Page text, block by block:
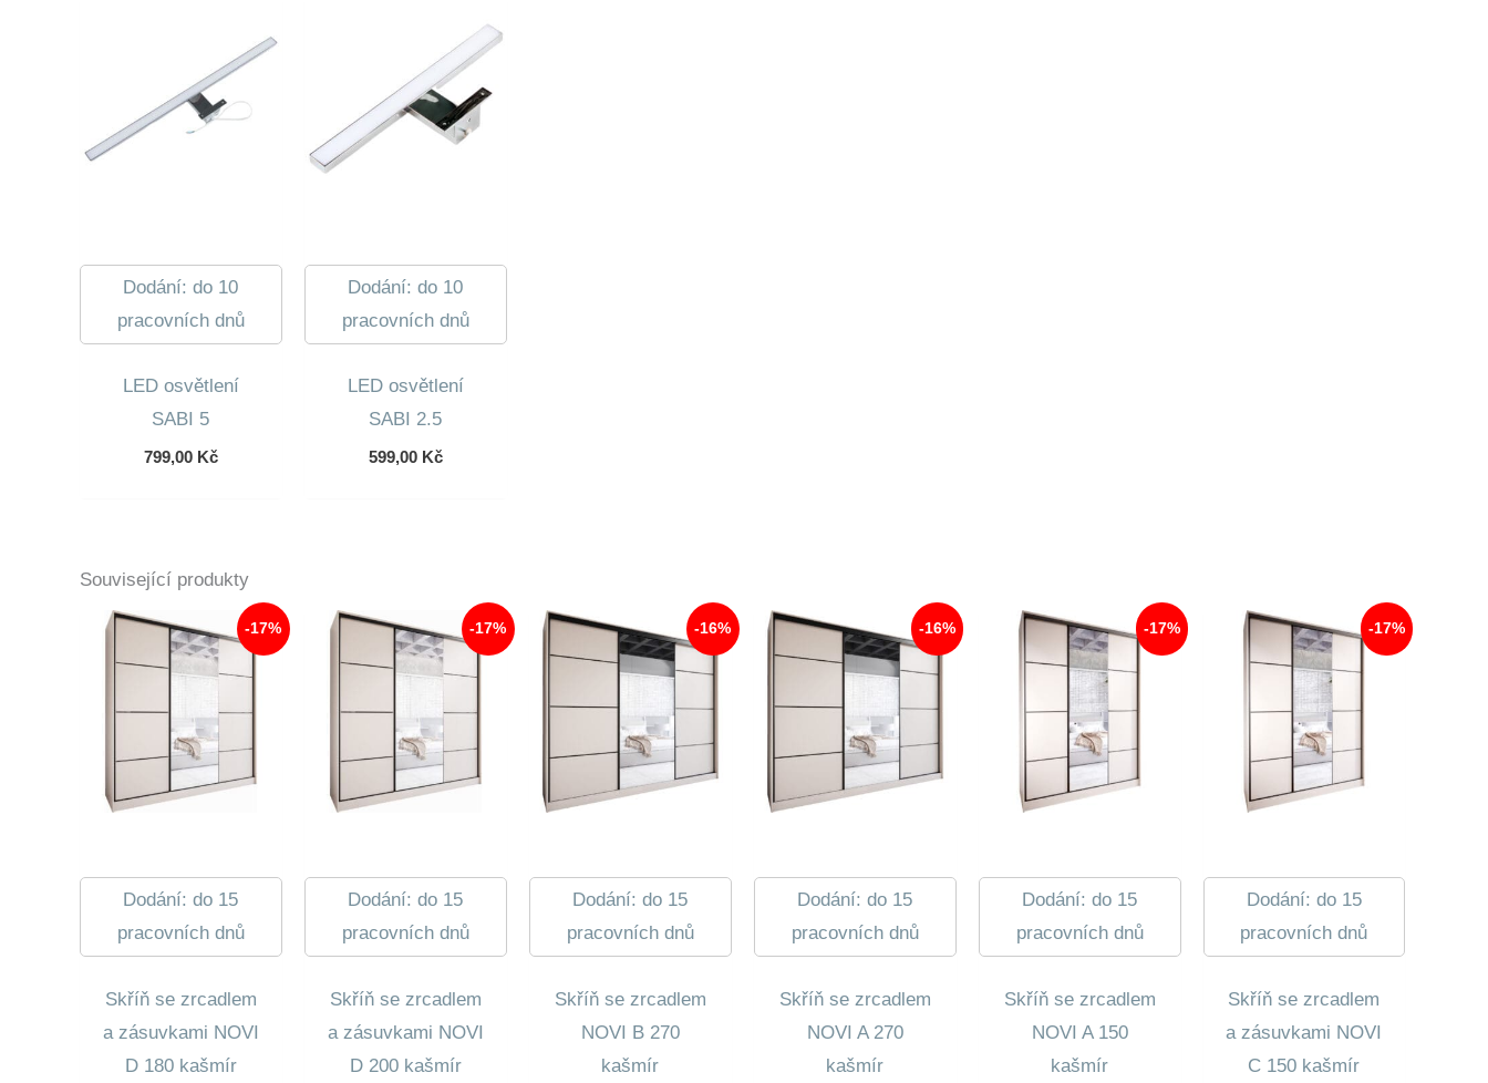
Dodání: do 10
pracovních dnů
LED osvětlení
SABI 5
799,00 Kč
Dodání: do 10
pracovních dnů
LED osvětlení
SABI 2.5
599,00 Kč
Související produkty
-17%
Dodání: do 15
pracovních dnů
Skříň se zrcadlem
a zásuvkami NOVI
D 180 kašmír
-17%
Dodání: do 15
pracovních dnů
Skříň se zrcadlem
a zásuvkami NOVI
D 200 kašmír
-16%
Dodání: do 15
pracovních dnů
Skříň se zrcadlem
NOVI B 270
kašmír
-16%
Dodání: do 15
pracovních dnů
Skříň se zrcadlem
NOVI A 270
kašmír
-17%
Dodání: do 15
pracovních dnů
Skříň se zrcadlem
NOVI A 150
kašmír
-17%
Dodání: do 15
pracovních dnů
Skříň se zrcadlem
a zásuvkami NOVI
C 150 kašmír